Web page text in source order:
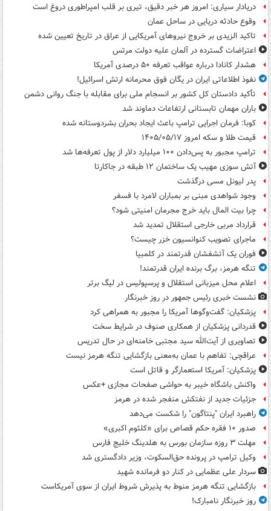
دریادار سیاری: امروز هر خبر دقیق، تیری بر قلب امپراطوری دروغ است
وقوع حادثه دریایی در ساحل عمان
تاکید الزیدی بر خروج نیروهای آمریکایی از عراق در تاریخ تعیین شده
اعتراضات گسترده در آلمان علیه دولت مرتس
هشدار کانادا درباره عواقب تعرفه ۵۰ درصدی آمریکا
نفوذ اطلاعاتی ایران در یگان فوق محرمانه ارتش اسرائیل!
تأکید دادستان کل کشور بر انسجام ملی برای مقابله با جنگ روانی دشمن
باران مهمان تابستانی ارتفاعات دماوند شد
کوبا: فرمان اجرایی ترامپ باعث ایجاد بحران بشردوستانه شده
قیمت طلا و سکه امروز ۱۴۰۵/۰۵/۱۷
ترامپ مجبور به پس‌دادن ۱۰۰ میلیارد دلار از پول تعرفه‌ها شد
آتش سوزی مهیب یک ساختمان ۱۲ طبقه در جاکارتا
پدر لیونل مسی درگذشت
وجود شواهدی مبنی بر بمباران لامرد با فسفر
چرا بیت المال باید خرج مجرمان امنیتی شود؟
قرارداد مربی خارجی استقلال تمدید شد
ماجرای تصویب کنوانسیون خزر چیست؟
فوران یک آتشفشان قدرتمند در کلمبیا
تنگه هرمز، برگ برنده ایران قدرتمند!
اعلام محل میزبانی استقلال و پرسپولیس در لیگ برتر
نشست خبری رئیس جمهور در روز خبرنگار
پزشکیان: گفت‌وگوها آمریکا را مجبور به همراهی کرد
قدردانی پزشکیان از همکاری صنوف در شرایط سخت
تصاویری از آیت‌الله سید مجتبی خامنه‌ای در حال تدریس
عراقچی: تفاهم با عمان به‌معنی بازگشایی تنگه هرمز نیست
پزشکیان: آمریکا استعمارگر و قاتل است
واکنش باشگاه خیبر به حواشی صفحات مجازی +عکس
جزئیات جدید از نفتکش منفجر شده در هرمز
راهبرد ایران "پنتاگون" را شکست می‌دهد
صدور ۱۰ فقره حکم قصاص برای «کلثوم اکبری»
مهلت ۳ روزه سازمان بورس به هلدینگ خلیج فارس
وکیل ترامپ در پرونده حق‌السکوت، وزیر دادگستری شد
سردار علی عظمایی در کنار دو فرمانده شهید
بازگشایی تنگه هرمز منوط به پذیرش شروط ایران از سوی آمریکاست
روز خبرنگار نامبارک!